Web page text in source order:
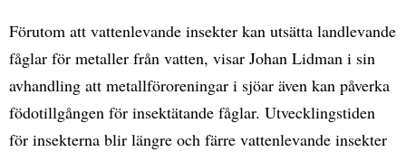
Förutom att vattenlevande insekter kan utsätta landlevande
fåglar för metaller från vatten, visar Johan Lidman i sin
avhandling att metallföroreningar i sjöar även kan påverka
födotillgången för insektätande fåglar. Utvecklingstiden
för insekterna blir längre och färre vattenlevande insekter